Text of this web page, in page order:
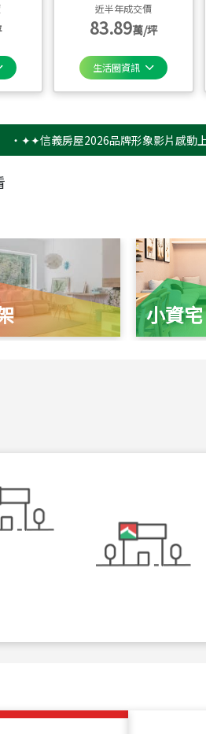
近半年成交價
83.89萬/坪
生活圈資訊
義房屋2026品牌形象影片感動上映✦✦
小資宅